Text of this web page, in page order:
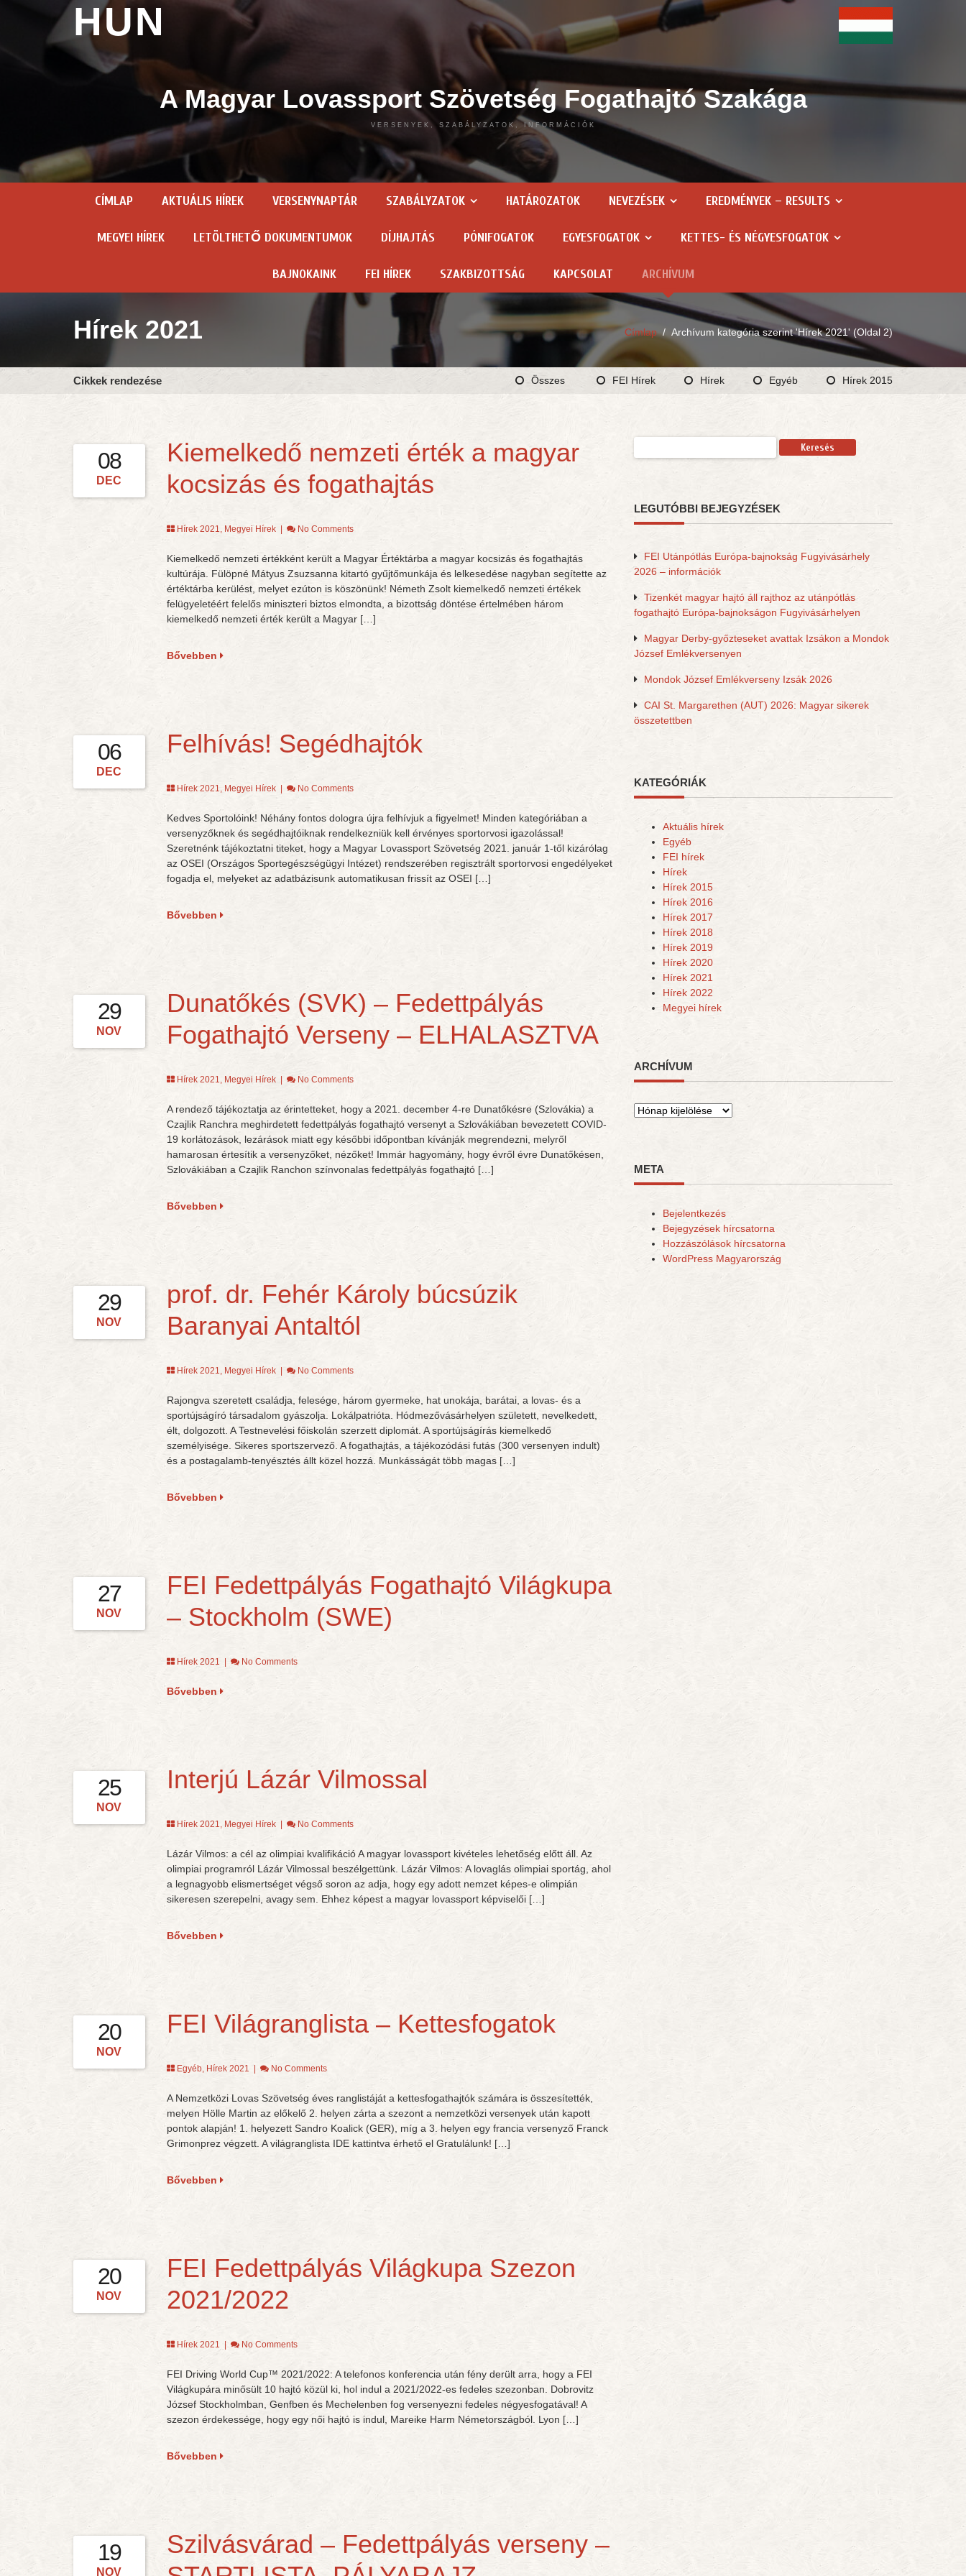
HUN
A Magyar Lovassport Szövetség Fogathajtó Szakága
VERSENYEK, SZABÁLYZATOK, INFORMÁCIÓK
CÍMLAP AKTUÁLIS HÍREK VERSENYNAPTÁR SZABÁLYZATOK HATÁROZATOK NEVEZÉSEK EREDMÉNYEK – RESULTS
MEGYEI HÍREK LETÖLTHETŐ DOKUMENTUMOK DÍJHAJTÁS PÓNIFOGATOK EGYESFOGATOK KETTES- ÉS NÉGYESFOGATOK
BAJNOKAINK FEI HÍREK SZAKBIZOTTSÁG KAPCSOLAT ARCHÍVUM
Címlap/ Archívum kategória szerint 'Hírek 2021' (Oldal 2)
Hírek 2021
Cikkek rendezése Összes FEI Hírek Hírek Egyéb Hírek 2015
08
DEC
Kiemelkedő nemzeti érték a magyar
kocsizás és fogathajtás
Hírek 2021, Megyei Hírek| No Comments
Kiemelkedő nemzeti értékként került a Magyar Értéktárba a magyar kocsizás és fogathajtás
kultúrája. Fülöpné Mátyus Zsuzsanna kitartó gyűjtőmunkája és lelkesedése nagyban segítette az
értéktárba kerülést, melyet ezúton is köszönünk! Németh Zsolt kiemelkedő nemzeti értékek
felügyeletéért felelős miniszteri biztos elmondta, a bizottság döntése értelmében három
kiemelkedő nemzeti érték került a Magyar […]
Bővebben
06
DEC
Felhívás! Segédhajtók
Hírek 2021, Megyei Hírek| No Comments
Kedves Sportolóink! Néhány fontos dologra újra felhívjuk a figyelmet! Minden kategóriában a
versenyzőknek és segédhajtóiknak rendelkezniük kell érvényes sportorvosi igazolással!
Szeretnénk tájékoztatni titeket, hogy a Magyar Lovassport Szövetség 2021. január 1-től kizárólag
az OSEI (Országos Sportegészségügyi Intézet) rendszerében regisztrált sportorvosi engedélyeket
fogadja el, melyeket az adatbázisunk automatikusan frissít az OSEI […]
Bővebben
29
NOV
Dunatőkés (SVK) – Fedettpályás
Fogathajtó Verseny – ELHALASZTVA
Hírek 2021, Megyei Hírek| No Comments
A rendező tájékoztatja az érintetteket, hogy a 2021. december 4-re Dunatőkésre (Szlovákia) a
Czajlik Ranchra meghirdetett fedettpályás fogathajtó versenyt a Szlovákiában bevezetett COVID-
19 korlátozások, lezárások miatt egy későbbi időpontban kívánják megrendezni, melyről
hamarosan értesítik a versenyzőket, nézőket! Immár hagyomány, hogy évről évre Dunatőkésen,
Szlovákiában a Czajlik Ranchon színvonalas fedettpályás fogathajtó […]
Bővebben
29
NOV
prof. dr. Fehér Károly búcsúzik
Baranyai Antaltól
Hírek 2021, Megyei Hírek| No Comments
Rajongva szeretett családja, felesége, három gyermeke, hat unokája, barátai, a lovas- és a
sportújságíró társadalom gyászolja. Lokálpatrióta. Hódmezővásárhelyen született, nevelkedett,
élt, dolgozott. A Testnevelési főiskolán szerzett diplomát. A sportújságírás kiemelkedő
személyisége. Sikeres sportszervező. A fogathajtás, a tájékozódási futás (300 versenyen indult)
és a postagalamb-tenyésztés állt közel hozzá. Munkásságát több magas […]
Bővebben
27
NOV
FEI Fedettpályás Fogathajtó Világkupa
– Stockholm (SWE)
Hírek 2021 No Comments
Bővebben
25
NOV
Interjú Lázár Vilmossal
Hírek 2021, Megyei Hírek| No Comments
Lázár Vilmos: a cél az olimpiai kvalifikáció A magyar lovassport kivételes lehetőség előtt áll. Az
olimpiai programról Lázár Vilmossal beszélgettünk. Lázár Vilmos: A lovaglás olimpiai sportág, ahol
a legnagyobb elismertséget végső soron az adja, hogy egy adott nemzet képes-e olimpián
sikeresen szerepelni, avagy sem. Ehhez képest a magyar lovassport képviselői […]
Bővebben
20
NOV
FEI Világranglista – Kettesfogatok
Egyéb, Hírek 2021 No Comments
A Nemzetközi Lovas Szövetség éves ranglistáját a kettesfogathajtók számára is összesítették,
melyen Hölle Martin az előkelő 2. helyen zárta a szezont a nemzetközi versenyek után kapott
pontok alapján! 1. helyezett Sandro Koalick (GER), míg a 3. helyen egy francia versenyző Franck
Grimonprez végzett. A világranglista IDE kattintva érhető el Gratulálunk! […]
Bővebben
20
NOV
FEI Fedettpályás Világkupa Szezon
2021/2022
Hírek 2021 No Comments
FEI Driving World Cup™ 2021/2022: A telefonos konferencia után fény derült arra, hogy a FEI
Világkupára minősült 10 hajtó közül ki, hol indul a 2021/2022-es fedeles szezonban. Dobrovitz
József Stockholmban, Genfben és Mechelenben fog versenyezni fedeles négyesfogatával! A
szezon érdekessége, hogy egy női hajtó is indul, Mareike Harm Németországból. Lyon […]
Bővebben
19
NOV
Szilvásvárad – Fedettpályás verseny –
LEGUTÓBBI BEJEGYZÉSEK
FEI Utánpótlás Európa-bajnokság Fugyivásárhely
2026 – információk
Tizenkét magyar hajtó áll rajthoz az utánpótlás
fogathajtó Európa-bajnokságon Fugyivásárhelyen
Magyar Derby-győzteseket avattak Izsákon a Mondok
József Emlékversenyen
Mondok József Emlékverseny Izsák 2026
CAI St. Margarethen (AUT) 2026: Magyar sikerek
összetettben
KATEGÓRIÁK
Aktuális hírek
Egyéb
FEI hírek
Hírek
Hírek 2015
Hírek 2016
Hírek 2017
Hírek 2018
Hírek 2019
Hírek 2020
Hírek 2021
Hírek 2022
Megyei hírek
ARCHÍVUM
Archívum
META
Bejelentkezés
Bejegyzések hírcsatorna
Hozzászólások hírcsatorna
WordPress Magyarország